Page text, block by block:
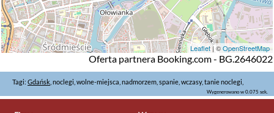
Leaflet| ©OpenStreetMap
Oferta partnera Booking.com - BG.2646022
Tagi: Gdańsk , noclegi, wolne-miejsca, nadmorzem, spanie, wczasy, tanie noclegi,
Wygenerowano w 0.075 sek.